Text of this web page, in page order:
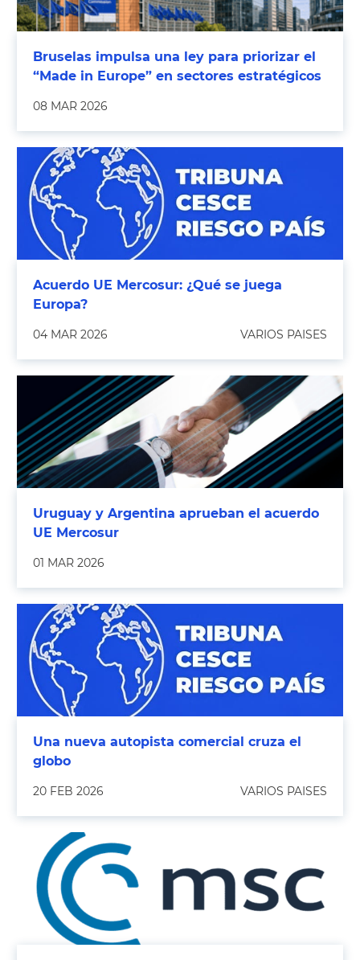
Bruselas impulsa una ley para priorizar el
“Made in Europe” en sectores estratégicos
08 MAR 2026
Acuerdo UE Mercosur: ¿Qué se juega
Europa?
04 MAR 2026 VARIOS PAISES
Uruguay y Argentina aprueban el acuerdo
UE Mercosur
01 MAR 2026
Una nueva autopista comercial cruza el
globo
20 FEB 2026 VARIOS PAISES